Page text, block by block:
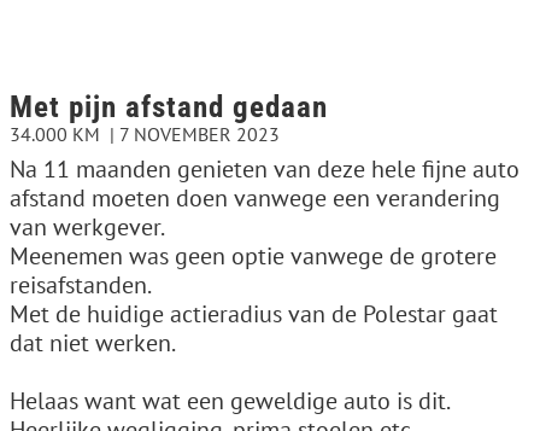
Met pijn afstand gedaan
34.000 KM 7 NOVEMBER 2023
Na 11 maanden genieten van deze hele fijne auto
afstand moeten doen vanwege een verandering
van werkgever.
Meenemen was geen optie vanwege de grotere
reisafstanden.
Met de huidige actieradius van de Polestar gaat
dat niet werken.
Helaas want wat een geweldige auto is dit.